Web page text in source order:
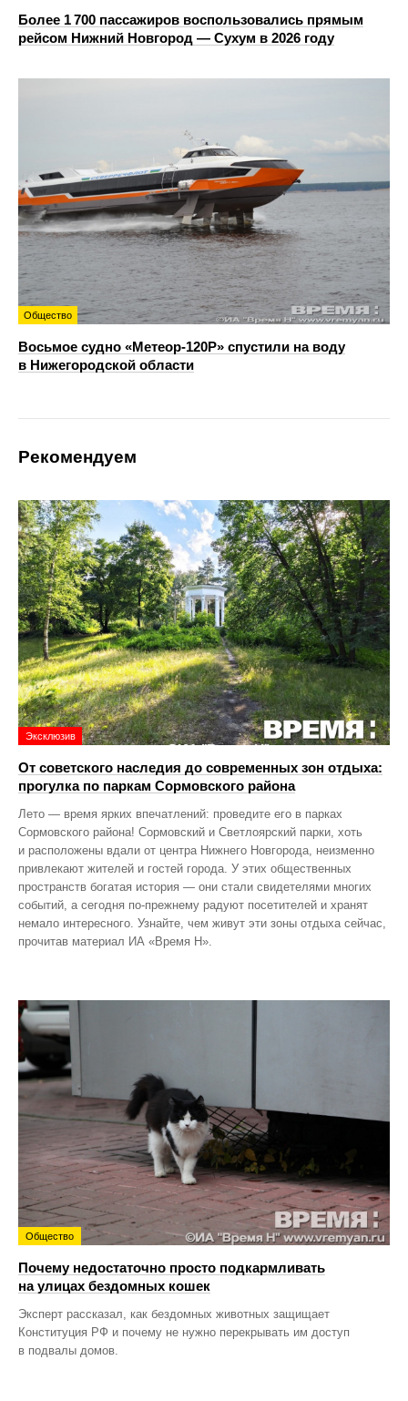
Более 1 700 пассажиров воспользовались прямым
рейсом Нижний Новгород — Сухум в 2026 году
Общество
Восьмое судно «Метеор-120Р» спустили на воду
в Нижегородской области
Рекомендуем
Эксклюзив
От советского наследия до современных зон отдыха:
прогулка по паркам Сормовского района
Лето — время ярких впечатлений: проведите его в парках
Сормовского района! Сормовский и Светлоярский парки, хоть
и расположены вдали от центра Нижнего Новгорода, неизменно
привлекают жителей и гостей города. У этих общественных
пространств богатая история — они стали свидетелями многих
событий, а сегодня по‑прежнему радуют посетителей и хранят
немало интересного. Узнайте, чем живут эти зоны отдыха сейчас,
прочитав материал ИА «Время Н».
Общество
Почему недостаточно просто подкармливать
на улицах бездомных кошек
Эксперт рассказал, как бездомных животных защищает
Конституция РФ и почему не нужно перекрывать им доступ
в подвалы домов.